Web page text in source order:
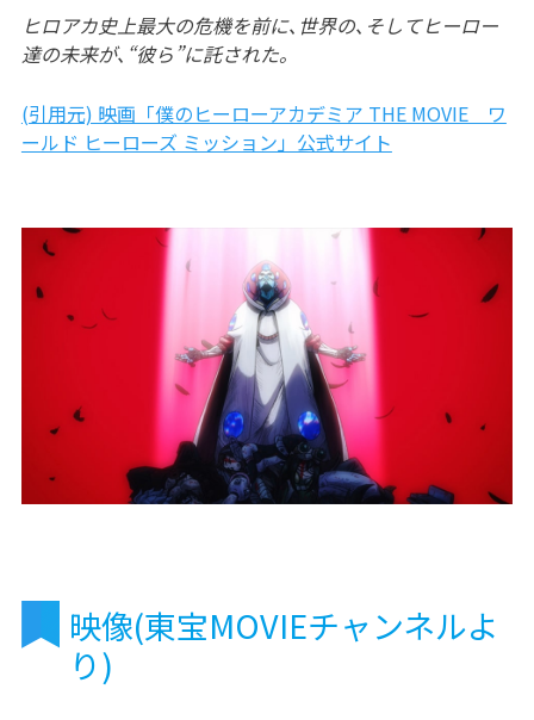
ヒロアカ史上最大の危機を前に､世界の､そしてヒーロー
達の未来が､“彼ら”に託された｡
(引用元) 映画「僕のヒーローアカデミア THE MOVIE ワ
ールド ヒーローズ ミッション」公式サイト
映像(東宝MOVIEチャンネルよ
り)